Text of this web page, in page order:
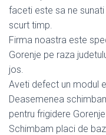
faceti este sa ne
scurt timp.
Firma noastra este
Gorenje pe raza
jos.
Aveti defect un modul
Deasemenea
pentru frigidere Gorenje
Schimbam placi de